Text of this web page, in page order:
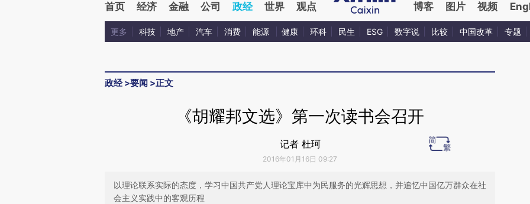
首页 经济 金融 公司 政经 世界 观点 博客 图片 视频
更多 科技 地产 汽车 消费 能源 健康 环科 民生 ESG 数字说 比较 中国改革 专题
政经>要闻 >正文
《胡耀邦文选》第一次读书会召开
记者 杜珂
2016年01月16日 09:27
以理论联系实际的态度，学习中国共产党人理论宝库中为民服务的光辉思想，并追忆中国亿万群众在社
会主义实践中的客观历程